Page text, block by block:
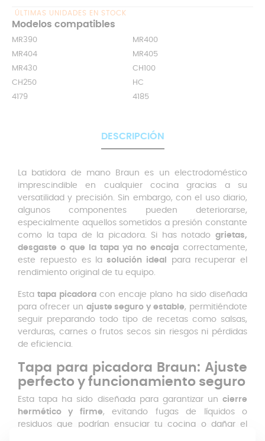
ÚLTIMAS UNIDADES EN STOCK
Modelos compatibles
MR390
MR400
MR404
MR405
MR430
CH100
CH250
HC
4179
4185
DESCRIPCIÓN
La batidora de mano Braun es un electrodoméstico
imprescindible en cualquier cocina gracias a su
versatilidad y precisión. Sin embargo, con el uso diario,
algunos componentes pueden deteriorarse,
especialmente aquellos sometidos a presión constante
como la tapa de la picadora. Si has notado grietas,
desgaste o que la tapa ya no encaja correctamente,
este repuesto es la solución ideal
para recuperar el
rendimiento original de tu equipo.
Estatapa picadoracon encaje plano ha sido diseñada
para ofrecer un ajuste seguro y estable, permitiéndote
seguir preparando todo tipo de recetas como salsas,
verduras, carnes o frutos secos sin riesgos ni pérdidas
de eficiencia.
Tapa para picadora Braun: Ajuste
perfecto y funcionamiento seguro
Esta tapa ha sido diseñada para garantizar un cierre
hermético y firme, evitando fugas de líquidos o
residuos que podrían ensuciar tu cocina o dañar el